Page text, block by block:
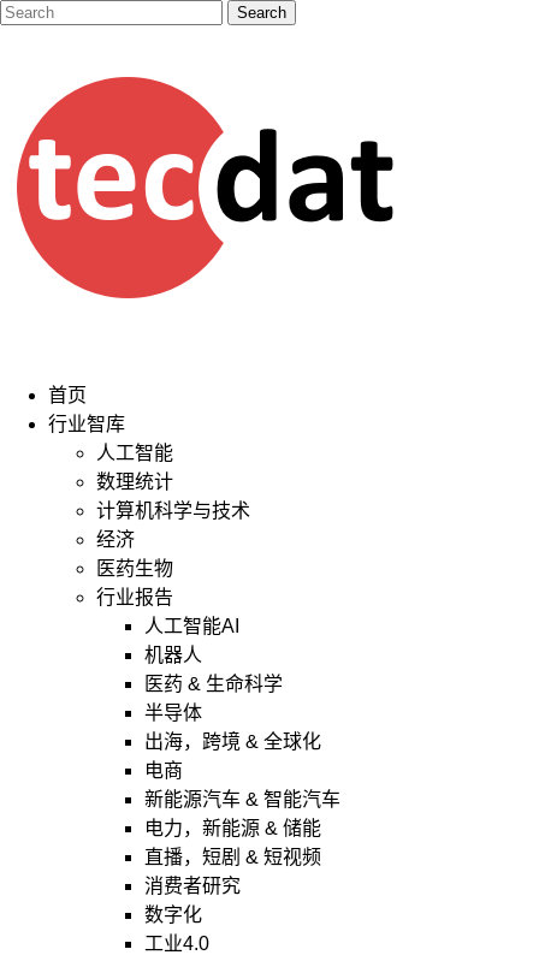
首页
行业智库
人工智能
数理统计
计算机科学与技术
经济
医药生物
行业报告
人工智能AI
机器人
医药 & 生命科学
半导体
出海，跨境 & 全球化
电商
新能源汽车 & 智能汽车
电力，新能源 & 储能
直播，短剧 & 短视频
消费者研究
数字化
工业4.0